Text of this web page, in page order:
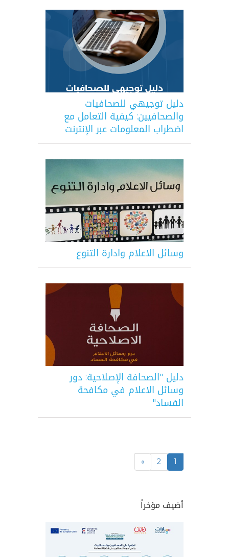
دليل توجيهي للصحافيات
والصحافيين: كيفية التعامل مع
اضطراب المعلومات عبر الإنترنت
وسائل الاعلام وادارة التنوع
دليل "الصحافة الإصلاحية: دور
وسائل الاعلام في مكافحة
الفساد"
1
2
»
أضيف مؤخراً